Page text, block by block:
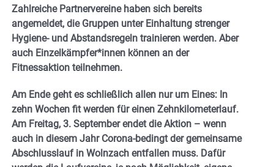
Zahlreiche Partnervereine haben sich bereits
angemeldet, die Gruppen unter Einhaltung strenger
Hygiene- und Abstandsregeln trainieren werden. Aber
auch Einzelkämpfer*innen können an der
Fitnessaktion teilnehmen.
Am Ende geht es schließlich allen nur um Eines: In
zehn Wochen fit werden für einen Zehnkilometerlauf.
Am Freitag, 3. September endet die Aktion – wenn
auch in diesem Jahr Corona-bedingt der gemeinsame
Abschlusslauf in Wolnzach entfallen muss. Dafür